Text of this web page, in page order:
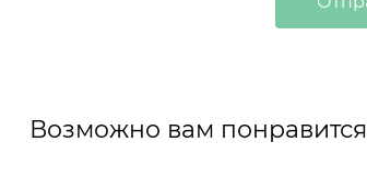
Возможно вам понравится